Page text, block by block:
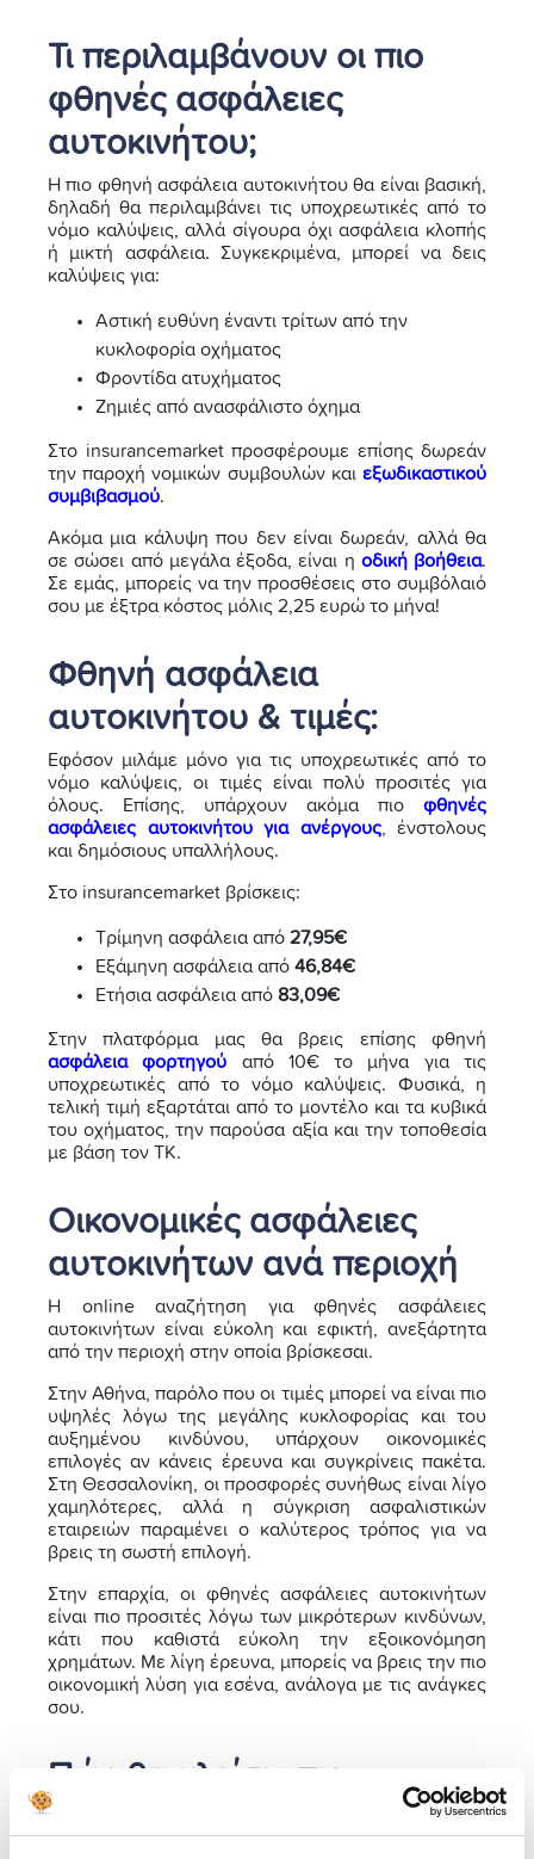
Τι περιλαμβάνουν οι πιο
φθηνές ασφάλειες
αυτοκινήτου;
Η πιο φθηνή ασφάλεια αυτοκινήτου θα είναι βασική,
δηλαδή θα περιλαμβάνει τις υποχρεωτικές από το
νόμο καλύψεις, αλλά σίγουρα όχι ασφάλεια κλοπής
ή μικτή ασφάλεια. Συγκεκριμένα, μπορεί να δεις
καλύψεις για:
Αστική ευθύνη έναντι τρίτων από την
κυκλοφορία οχήματος
Φροντίδα ατυχήματος
Ζημιές από ανασφάλιστο όχημα
Στο insurancemarket προσφέρουμε επίσης δωρεάν
την παροχή νομικών συμβουλών και εξωδικαστικού
συμβιβασμού.
Ακόμα μια κάλυψη που δεν είναι δωρεάν, αλλά θα
σε σώσει από μεγάλα έξοδα, είναι η οδική βοήθεια.
Σε εμάς, μπορείς να την προσθέσεις στο συμβόλαιό
σου με έξτρα κόστος μόλις 2,25 ευρώ το μήνα!
Φθηνή ασφάλεια
αυτοκινήτου & τιμές:
Εφόσον μιλάμε μόνο για τις υποχρεωτικές από το
νόμο καλύψεις, οι τιμές είναι πολύ προσιτές για
όλους. Επίσης, υπάρχουν ακόμα πιο
φθηνές
ασφάλειες αυτοκινήτου για ανέργους, ένστολους
και δημόσιους υπαλλήλους.
Στο insurancemarket βρίσκεις:
Τρίμηνη ασφάλεια από 27,95€
Εξάμηνη ασφάλεια από 46,84€
Ετήσια ασφάλεια από 83,09€
Στην πλατφόρμα μας θα βρεις επίσης φθηνή
ασφάλεια φορτηγού από 10€ το μήνα για τις
υποχρεωτικές από το νόμο καλύψεις. Φυσικά, η
τελική τιμή εξαρτάται από το μοντέλο και τα κυβικά
του οχήματος, την παρούσα αξία και την τοποθεσία
με βάση τον ΤΚ.
Οικονομικές ασφάλειες
αυτοκινήτων ανά περιοχή
Η online αναζήτηση για φθηνές ασφάλειες
αυτοκινήτων είναι εύκολη και εφικτή, ανεξάρτητα
από την περιοχή στην οποία βρίσκεσαι.
Στην Αθήνα, παρόλο που οι τιμές μπορεί να είναι πιο
υψηλές λόγω της μεγάλης κυκλοφορίας και του
αυξημένου κινδύνου, υπάρχουν οικονομικές
επιλογές αν κάνεις έρευνα και συγκρίνεις πακέτα.
Στη Θεσσαλονίκη, οι προσφορές συνήθως είναι λίγο
χαμηλότερες, αλλά η σύγκριση ασφαλιστικών
εταιρειών παραμένει ο καλύτερος τρόπος για να
βρεις τη σωστή επιλογή.
Στην επαρχία, οι φθηνές ασφάλειες αυτοκινήτων
είναι πιο προσιτές λόγω των μικρότερων κινδύνων,
κάτι που καθιστά εύκολη την εξοικονόμηση
χρημάτων. Με λίγη έρευνα, μπορείς να βρεις την πιο
οικονομική λύση για εσένα, ανάλογα με τις ανάγκες
σου.
Πώς θα κλείσω πιο
οικονομική ασφάλεια